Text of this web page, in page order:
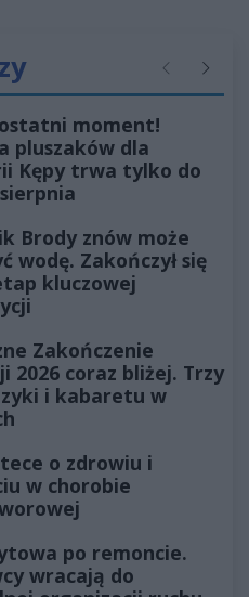
Poprzednie
moment!
pluszaków dla
Kępy trwa tylko do
Brody znów może
wodę. Zakończył się
kluczowej
Zakończenie
2026 coraz bliżej. Trzy
i kabaretu w
o zdrowiu i
w chorobie
po remoncie.
wracają do